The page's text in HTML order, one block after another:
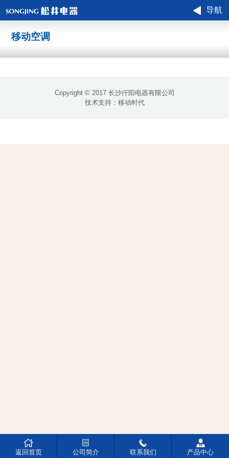
导航
移动空调
Copyright © 2017 长沙仟阳电器有限公司
技术支持： 移动时代

返回首页

公司简介

联系我们

产品中心